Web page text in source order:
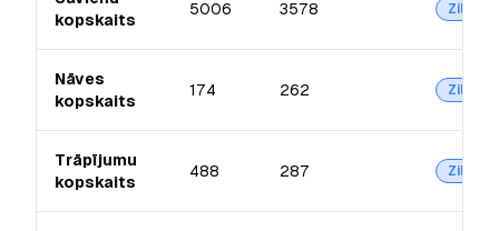
kopskaits
5006 3578 Zilā
Nāves
kopskaits
174 262 Zilā
Trāpījumu
kopskaits
488 287 Zilā